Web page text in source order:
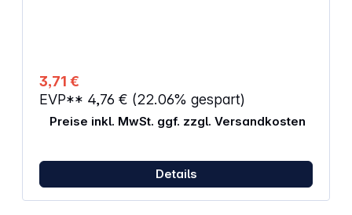
3,71 €
EVP** 4,76 € (22.06% gespart)
Preise inkl. MwSt. ggf. zzgl. Versandkosten
Details